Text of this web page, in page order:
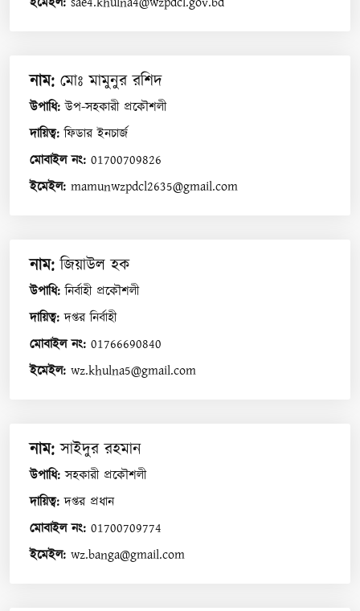
নাম: মোঃ মামুনুর রশিদ
উপাধি:উপ-সহকারী প্রকৌশলী
দায়িত্ব:ফিডার ইনচার্জ
মোবাইল নং: 01700709826
ইমেইল: mamunwzpdcl2635@gmail.com
নাম:জিয়াউল হক
উপাধি:নির্বাহী প্রকৌশলী
দায়িত্ব:দপ্তর নির্বাহী
মোবাইল নং: 01766690840
ইমেইল: wz.khulna5@gmail.com
নাম:সাইদুর রহমান
উপাধি:সহকারী প্রকৌশলী
দায়িত্ব:দপ্তর প্রধান
মোবাইল নং: 01700709774
ইমেইল: wz.banga@gmail.com